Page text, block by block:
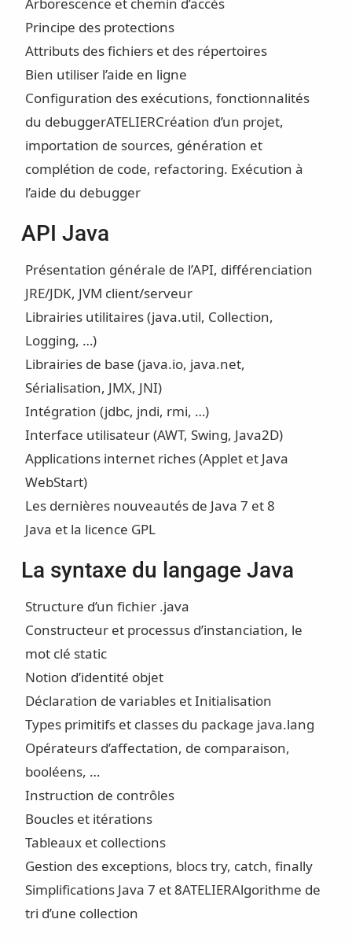
Arborescence et chemin d’accès
Principe des protections
Attributs des fichiers et des répertoires
Bien utiliser l’aide en ligne
Configuration des exécutions, fonctionnalités
du debuggerATELIERCréation d’un projet,
importation de sources, génération et
complétion de code, refactoring. Exécution à
l’aide du debugger
API Java
Présentation générale de l’API, différenciation
JRE/JDK, JVM client/serveur
Librairies utilitaires (java.util, Collection,
Logging, …)
Librairies de base (java.io, java.net,
Sérialisation, JMX, JNI)
Intégration (jdbc, jndi, rmi, …)
Interface utilisateur (AWT, Swing, Java2D)
Applications internet riches (Applet et Java
WebStart)
Les dernières nouveautés de Java 7 et 8
Java et la licence GPL
La syntaxe du langage Java
Structure d’un fichier .java
Constructeur et processus d’instanciation, le
mot clé static
Notion d’identité objet
Déclaration de variables et Initialisation
Types primitifs et classes du package java.lang
Opérateurs d’affectation, de comparaison,
booléens, …
Instruction de contrôles
Boucles et itérations
Tableaux et collections
Gestion des exceptions, blocs try, catch, finally
Simplifications Java 7 et 8ATELIERAlgorithme de
tri d’une collection